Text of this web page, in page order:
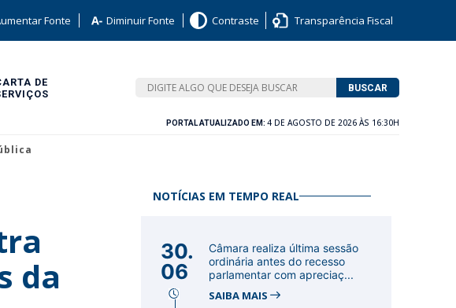
Fonte Diminuir Fonte Contraste Transparência Fiscal
DE
BUSCAR
PORTAL ATUALIZADO EM: 4 DE AGOSTO DE 2026 ÀS 16:30H
da
NOTÍCIAS EM TEMPO REAL
30.
06
Câmara realiza última sessão
ordinária antes do recesso
parlamentar com apreciaç...
SAIBA MAIS